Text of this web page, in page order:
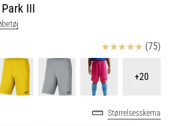
III
Anmeldelser (75)
+20
Størrelsesskema